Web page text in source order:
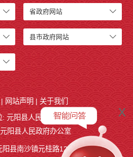
省政府网站
县市政府网站
x
| 网站声明 | 关于我们
: 元阳县人民政府
阳县人民政府办公室
阳县南沙镇元桂路12号